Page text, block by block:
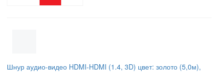
Шнур аудио-видео HDMI-HDMI (1.4, 3D) цвет: золото (5,0м),